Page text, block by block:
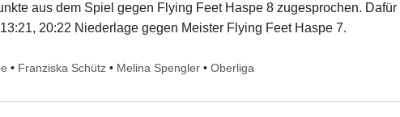
aus dem Spiel gegen Flying Feet Haspe 8 zugesprochen. Dafür
20:22 Niederlage gegen Meister Flying Feet Haspe 7.
• Franziska Schütz • Melina Spengler •Oberliga